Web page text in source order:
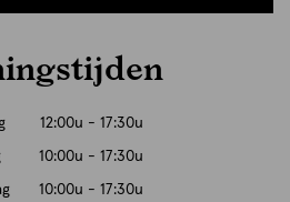
12:00u - 17:30u
10:00u - 17:30u
10:00u - 17:30u